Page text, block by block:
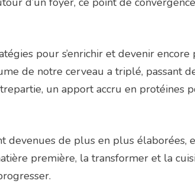
pour s’enrichir et devenir
de notre cerveau a triplé, passant
un apport accru en protéines
devenues de plus en plus élaborées,
première, la transformer et la